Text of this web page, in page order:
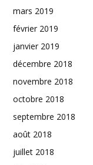
mars 2019
février 2019
janvier 2019
décembre 2018
novembre 2018
octobre 2018
septembre 2018
août 2018
juillet 2018